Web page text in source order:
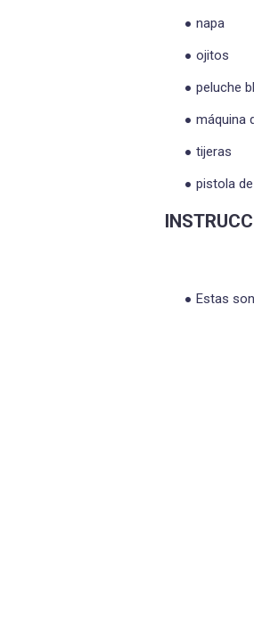
napa
ojitos
peluche
máquina
tijeras
pistola
Estas